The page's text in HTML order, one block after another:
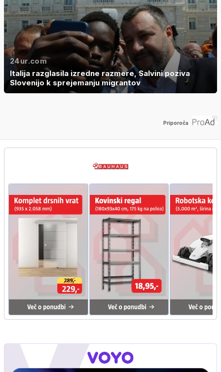
24ur.com
Italija razglasila izredne razmere, Salvini poziva
Slovenijo k sprejemanju migrantov
Priporoča